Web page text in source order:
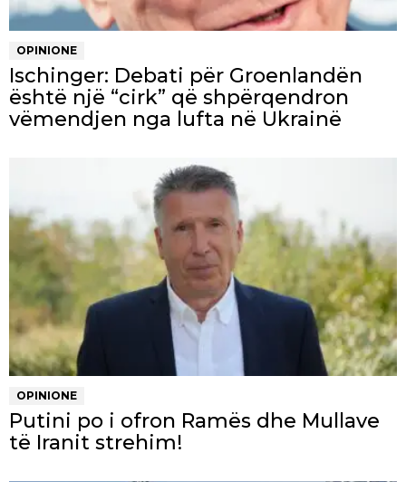
OPINIONE
Ischinger: Debati për Groenlandën
është një “cirk” që shpërqendron
vëmendjen nga lufta në Ukrainë
OPINIONE
Putini po i ofron Ramës dhe Mullave
të Iranit strehim!